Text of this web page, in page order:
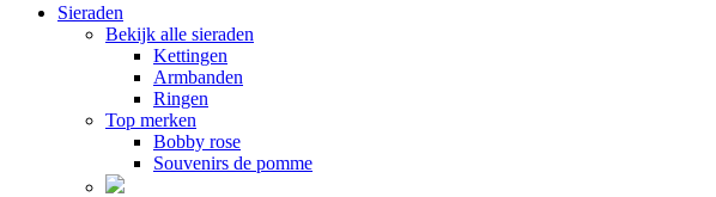
Sieraden
Bekijk alle sieraden
Kettingen
Armbanden
Ringen
Top merken
Bobby rose
Souvenirs de pomme